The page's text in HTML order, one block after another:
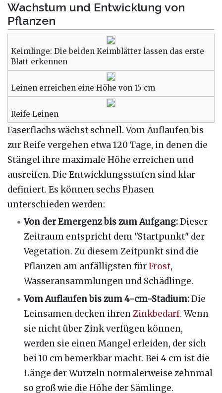
Wachstum und Entwicklung von
Pflanzen
Keimlinge: Die beiden Keimblätter lassen das erste
Blatt erkennen
Leinen erreichen eine Höhe von 15 cm
Reife Leinen
Faserflachs wächst schnell. Vom Auflaufen bis
zur Reife vergehen etwa 120 Tage, in denen die
Stängel ihre maximale Höhe erreichen und
ausreifen. Die Entwicklungsstufen sind klar
definiert. Es können sechs Phasen
unterschieden werden:
Von der Emergenz bis zum Aufgang:Dieser
Zeitraum entspricht dem "Startpunkt" der
Vegetation. Zu diesem Zeitpunkt sind die
Pflanzen am anfälligsten fürFrost,
Wasseransammlungen und Schädlinge.
Vom Auflaufen bis zum 4-cm-Stadium:Die
Leinsamen decken ihrenZinkbedarf. Wenn
sie nicht über Zink verfügen können,
werden sie einen Mangel erleiden, der sich
bei 10 cm bemerkbar macht. Bei 4 cm ist die
Länge der Wurzeln normalerweise zehnmal
so groß wie die Höhe der Sämlinge.